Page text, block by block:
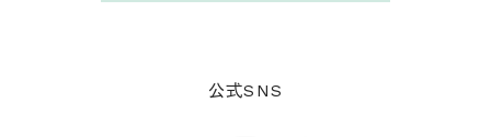
公式SNS